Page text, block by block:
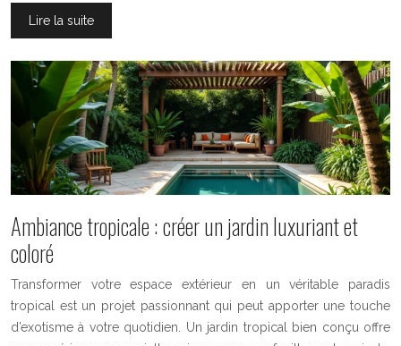
Lire la suite
Ambiance tropicale : créer un jardin luxuriant et
coloré
Transformer votre espace extérieur en un véritable paradis
tropical est un projet passionnant qui peut apporter une touche
d’exotisme à votre quotidien. Un jardin tropical bien conçu offre